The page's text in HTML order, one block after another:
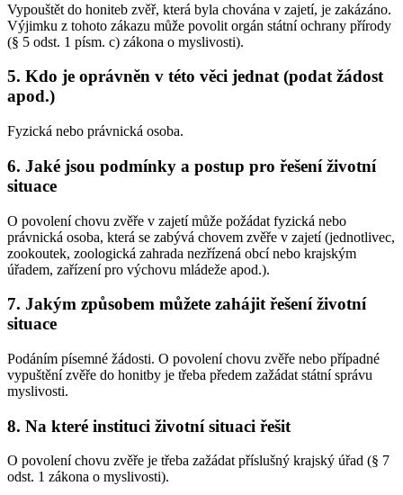
Vypouštět do honiteb zvěř, která byla chována v zajetí, je zakázáno.
Výjimku z tohoto zákazu může povolit orgán státní ochrany přírody
(§ 5 odst. 1 písm. c) zákona o myslivosti).
5. Kdo je oprávněn v této věci jednat (podat žádost
apod.)
Fyzická nebo právnická osoba.
6. Jaké jsou podmínky a postup pro řešení životní
situace
O povolení chovu zvěře v zajetí může požádat fyzická nebo
právnická osoba, která se zabývá chovem zvěře v zajetí (jednotlivec,
zookoutek, zoologická zahrada nezřízená obcí nebo krajským
úřadem, zařízení pro výchovu mládeže apod.).
7. Jakým způsobem můžete zahájit řešení životní
situace
Podáním písemné žádosti. O povolení chovu zvěře nebo případné
vypuštění zvěře do honitby je třeba předem zažádat státní správu
myslivosti.
8. Na které instituci životní situaci řešit
O povolení chovu zvěře je třeba zažádat příslušný krajský úřad (§ 7
odst. 1 zákona o myslivosti).